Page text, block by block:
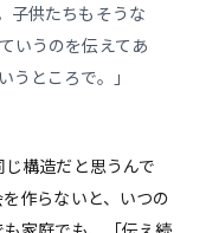
子供たちもそうな
いうのを伝えてあ
うところで。」
構造だと思うんで
作らないと、いつの